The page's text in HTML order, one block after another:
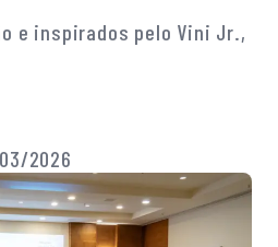
e inspirados pelo Vini Jr.,
2026